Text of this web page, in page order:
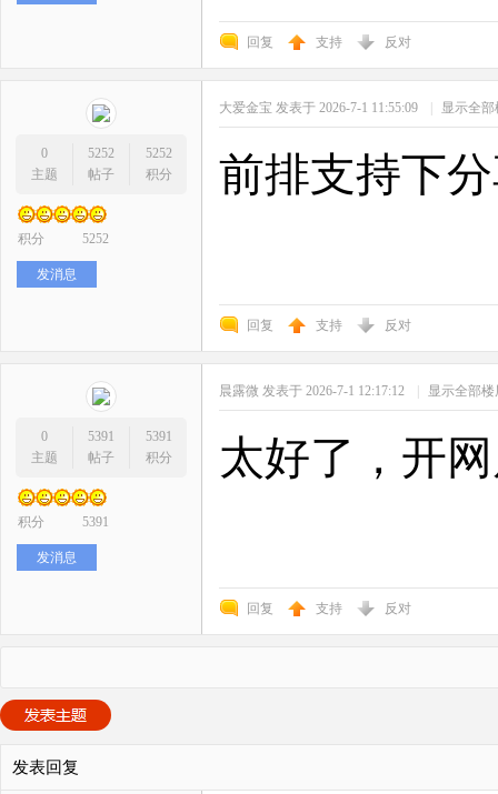
回复 支持 反对
0
主题
5252
帖子
5252
积分
积分 5252
发消息
大爱金宝 发表于 2026-7-1 11:55:09 | 显示全部
前排支持下
回复 支持 反对
0
主题
5391
帖子
5391
积分
积分 5391
发消息
晨露微 发表于 2026-7-1 12:17:12 | 显示全部楼
太好了，开
回复 支持 反对
发表回复